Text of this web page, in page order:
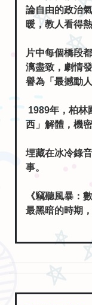
論自由的政治
暖，教人看得
片中每個橋段
漓盡致，劇情
譽為「最撼動
1989年，柏林
西」解體，機
埋藏在冰冷錄
事。
《竊聽風暴：
最黑暗的時期